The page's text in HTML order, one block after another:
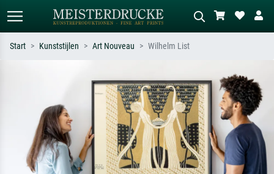
Zoek op kunstenaar, titel of stijl – bijv.
Monet, Sterrennacht, impressionisme,
Hokusai-golf, naakt.
Beschrijf de scène – bijv. groene
weide, abstract met veel rood, donker
olieverfschilderij, staand naakt naast
een boom.
Start Kunststijlen Art Nouveau Wilhelm List